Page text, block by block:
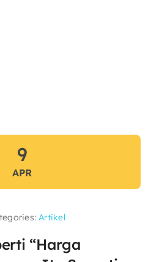
9
APR
Artikel
“Harga